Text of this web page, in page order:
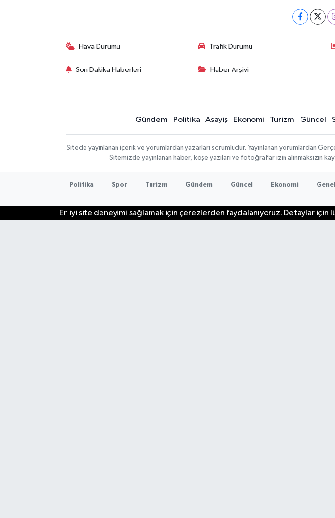
Hava Durumu Trafik Durumu
Son Dakika Haberleri Haber Arşivi
Gündem Politika Asayiş Ekonomi Turizm Güncel
Sitede yayınlanan içerik ve yorumlardan yazarları sorumludur. Yayınlanan yorumlardan
Sitemizde yayınlanan haber, köşe yazıları ve fotoğraflar izin alınmaksızın
Politika Spor Turizm Gündem Güncel Ekonomi Genel
En iyi site deneyimi sağlamak için çerezlerden faydalanıyoruz. Detaylar için